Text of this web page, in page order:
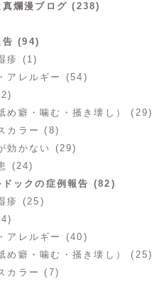
真爛漫ブログ (238)
告 (94)
疹 (1)
アレルギー (54)
め癖・噛む・掻き壊し） (29)
カラー (8)
効かない (29)
(24)
ドックの症例報告 (82)
疹 (25)
アレルギー (40)
め癖・噛む・掻き壊し） (25)
カラー (7)